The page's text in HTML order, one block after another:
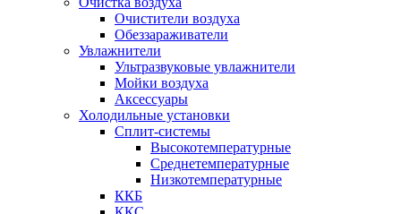
Очистители воздуха
Обеззараживатели
Увлажнители
Ультразвуковые увлажнители
Мойки воздуха
Аксессуары
Холодильные установки
Сплит-системы
Высокотемпературные
Среднетемпературные
Низкотемпературные
ККБ